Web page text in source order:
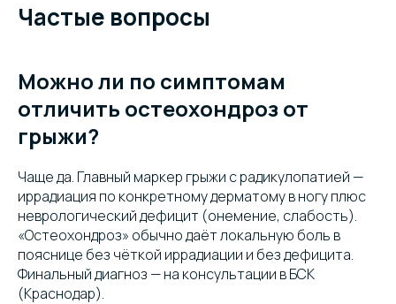
Частые вопросы
Можно ли по симптомам
отличить остеохондроз от
грыжи?
Чаще да. Главный маркер грыжи с радикулопатией —
иррадиация по конкретному дерматому в ногу плюс
неврологический дефицит (онемение, слабость).
«Остеохондроз» обычно даёт локальную боль в
пояснице без чёткой иррадиации и без дефицита.
Финальный диагноз — на консультации в БСК
(Краснодар).